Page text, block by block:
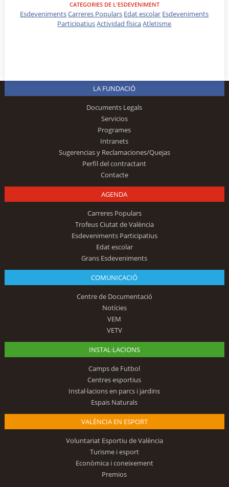
CATEGORIES DE L'ESDEVENIMENT
EsdevenimentsCarreres Populars Edat escolar Esdeveniments
ParticipatiusActividad físicaAtletisme
LA FUNDACIÓ
Documents Legals
Servicios
Programes
Intranets
Sugerencias y Reclamaciones/Quejas
Perfil del contractant
Contacte
AGENDA
Carreres Populars
Trofeus Ciutat de València
Esdeveniments Participatius
Edat escolar
Grans Esdeveniments
COMUNICACIÓ
Centre de Documentació
Notícies
VEM
VETV
INSTAL·LACIONS
Camps de Futbol
Centres esportius
Instal·lacions en parcs i jardins
Espais Naturals
VALÈNCIA EN ESPORT
Voluntariat Esportiu de València
Turisme i esport
Econòmica i coneixement
Premios